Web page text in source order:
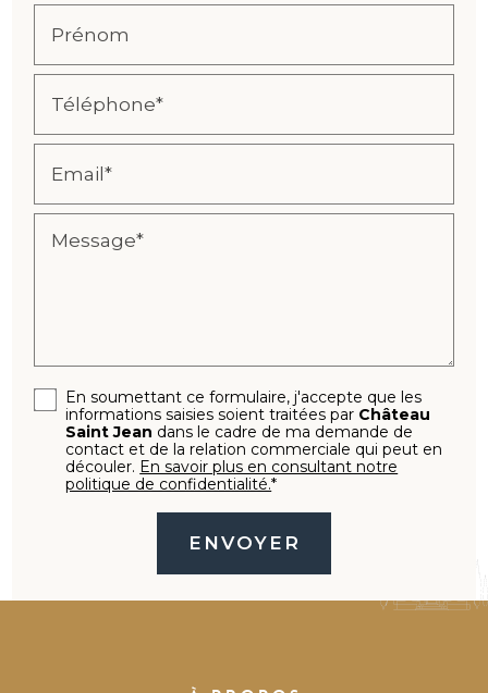
Prénom
Téléphone*
Email*
Message*
En soumettant ce formulaire, j'accepte que les
informations saisies soient traitées par Château
Saint Jean dans le cadre de ma demande de
contact et de la relation commerciale qui peut en
découler. En savoir plus en consultant notre
politique de confidentialité.*